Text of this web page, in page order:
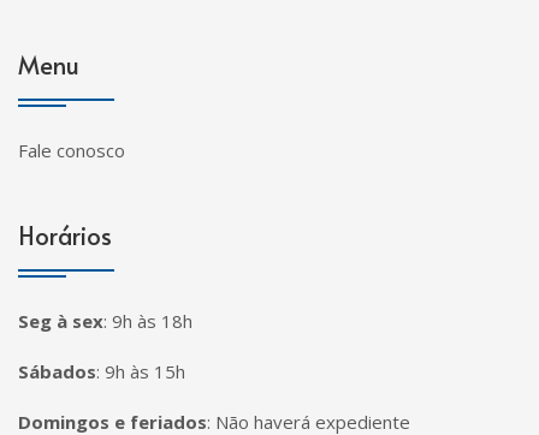
Menu
Fale conosco
Horários
Seg à sex: 9h às 18h
Sábados: 9h às 15h
Domingos e feriados: Não haverá expediente